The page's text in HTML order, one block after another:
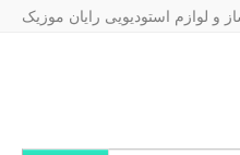
و لوازم استودیویی رایان موزیک